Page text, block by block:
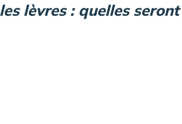
lèvres : quelles